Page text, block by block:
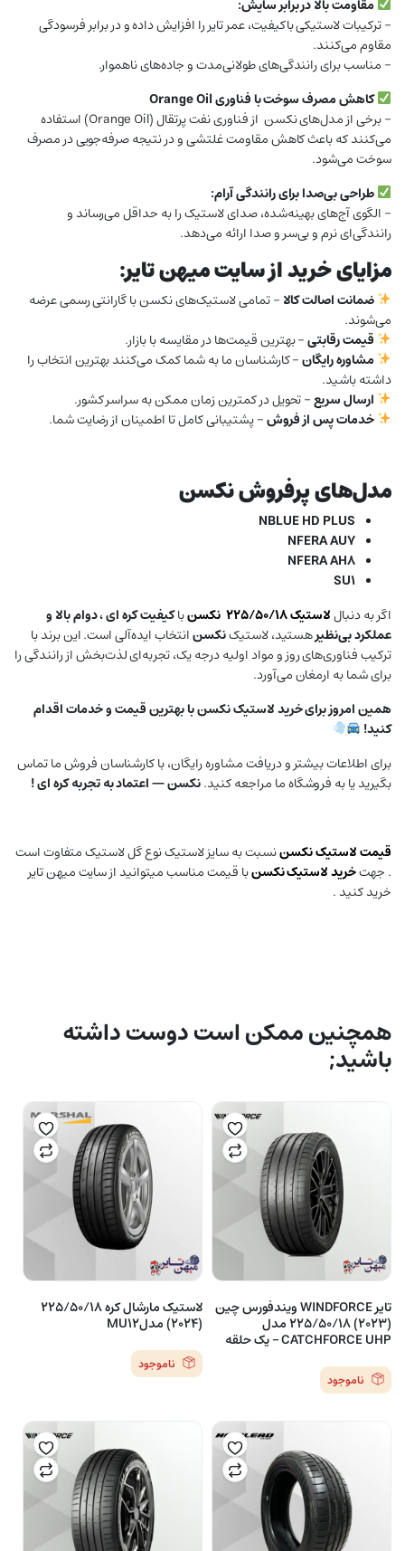
مقاومت بالا در برابر سایش:
– ترکیبات لاستیکی باکیفیت، عمر تایر را افزایش داده و در برابر فرسودگی
مقاوم می‌کنند.
– مناسب برای رانندگی‌های طولانی‌مدت و جاده‌های ناهموار.
کاهش مصرف سوخت با فناوری Orange Oil
– برخی از مدل‌های نکسن از فناوری نفت پرتقال (Orange Oil) استفاده
می‌کنند که باعث کاهش مقاومت غلتشی و در نتیجه صرفه‌جویی در مصرف
سوخت می‌شود.
طراحی بی‌صدا برای رانندگی آرام:
– الگوی آج‌های بهینه‌شده، صدای لاستیک را به حداقل می‌رساند و
رانندگی‌ای نرم و بی‌سر و صدا ارائه می‌دهد.
مزایای خرید از سایت میهن تایر:
ضمانت اصالت کالا – تمامی لاستیک‌های نکسن با گارانتی رسمی عرضه
می‌شوند.
قیمت رقابتی– بهترین قیمت‌ها در مقایسه با بازار.
مشاوره رایگان– کارشناسان ما به شما کمک می‌کنند بهترین انتخاب را
داشته باشید.
ارسال سریع– تحویل در کمترین زمان ممکن به سراسر کشور.
خدمات پس از فروش– پشتیبانی کامل تا اطمینان از رضایت شما.
مدل‌های پرفروش نکسن
NBLUE HD PLUS
NFERA AU7
NFERA AH8
SU1
اگر به دنباللاستیک ۲۲۵/۵۰/۱۸ نکسنباکیفیت کره ای ، دوام بالا و
عملکرد بی‌نظیرهستید، لاستیکنکسنانتخاب ایده‌آلی است. این برند با
ترکیب فناوری‌های روز و مواد اولیه درجه یک، تجربه‌ای لذت‌بخش از رانندگی را
برای شما به ارمغان می‌آورد.
همین امروز برای خرید لاستیک نکسن با بهترین قیمت و خدمات اقدام
کنید!
برای اطلاعات بیشتر و دریافت مشاوره رایگان، با کارشناسان فروش ما تماس
بگیرید یا به فروشگاه ما مراجعه کنید.نکسن — اعتماد به تجربه کره ای !
قیمت لاستیک نکسننسبت به سایز لاستیک نوع گل لاستیک متفاوت است
. جهتخرید لاستیک نکسنبا قیمت مناسب میتوانید از سایت میهن تایر
خرید کنید .
همچنین ممکن است دوست داشته
باشید;
تایر WINDFORCE ویندفورس چین
(2023) 225/50/18 مدل
CATCHFORCE UHP – یک حلقه
ناموجود
لاستیک مارشال کره 225/50/18
(2024) مدلMU12
ناموجود